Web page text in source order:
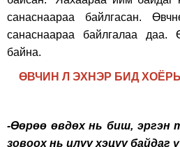
санаснаараа байлгасан.
санаснаараа байлгалаа даа.
байна.
ӨВЧИН Л ЭХНЭР БИД
-Өөрөө өвдөх нь биш, эргэн
зовоох нь илүү хэцүү байдаг